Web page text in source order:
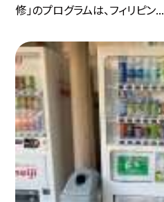
修」のプログラムは、フィリピン...